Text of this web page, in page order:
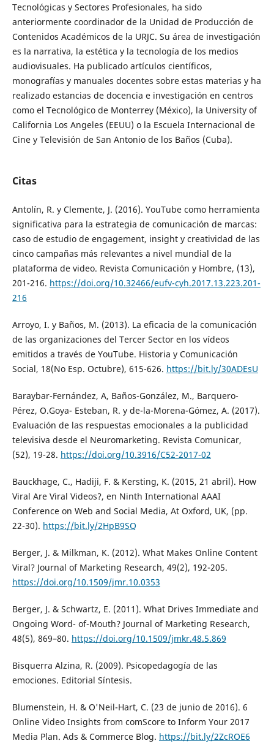
Tecnológicas y Sectores Profesionales, ha sido
anteriormente coordinador de la Unidad de Producción de
Contenidos Académicos de la URJC. Su área de investigación
es la narrativa, la estética y la tecnología de los medios
audiovisuales. Ha publicado artículos científicos,
monografías y manuales docentes sobre estas materias y ha
realizado estancias de docencia e investigación en centros
como el Tecnológico de Monterrey (México), la University of
California Los Angeles (EEUU) o la Escuela Internacional de
Cine y Televisión de San Antonio de los Baños (Cuba).
Citas
Antolín, R. y Clemente, J. (2016). YouTube como herramienta
significativa para la estrategia de comunicación de marcas:
caso de estudio de engagement, insight y creatividad de las
cinco campañas más relevantes a nivel mundial de la
plataforma de video. Revista Comunicación y Hombre, (13),
201-216. https://doi.org/10.32466/eufv-cyh.2017.13.223.201-
216
Arroyo, I. y Baños, M. (2013). La eficacia de la comunicación
de las organizaciones del Tercer Sector en los vídeos
emitidos a través de YouTube. Historia y Comunicación
Social, 18(No Esp. Octubre), 615-626. https://bit.ly/30ADEsU
Baraybar-Fernández, A, Baños-González, M., Barquero-
Pérez, O.Goya- Esteban, R. y de-la-Morena-Gómez, A. (2017).
Evaluación de las respuestas emocionales a la publicidad
televisiva desde el Neuromarketing. Revista Comunicar,
(52), 19-28. https://doi.org/10.3916/C52-2017-02
Bauckhage, C., Hadiji, F. & Kersting, K. (2015, 21 abril). How
Viral Are Viral Videos?, en Ninth International AAAI
Conference on Web and Social Media, At Oxford, UK, (pp.
22-30). https://bit.ly/2HpB9SQ
Berger, J. & Milkman, K. (2012). What Makes Online Content
Viral? Journal of Marketing Research, 49(2), 192-205.
https://doi.org/10.1509/jmr.10.0353
Berger, J. & Schwartz, E. (2011). What Drives Immediate and
Ongoing Word- of-Mouth? Journal of Marketing Research,
48(5), 869–80. https://doi.org/10.1509/jmkr.48.5.869
Bisquerra Alzina, R. (2009). Psicopedagogía de las
emociones. Editorial Síntesis.
Blumenstein, H. & O'Neil-Hart, C. (23 de junio de 2016). 6
Online Video Insights from comScore to Inform Your 2017
Media Plan. Ads & Commerce Blog. https://bit.ly/2ZcROE6